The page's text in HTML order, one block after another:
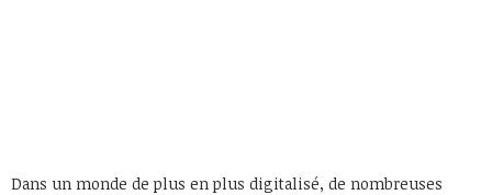
Dans un monde de plus en plus digitalisé, de nombreuses